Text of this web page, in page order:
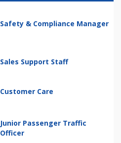
Safety & Compliance Manager
Sales Support Staff
Customer Care
Junior Passenger Traffic
Officer